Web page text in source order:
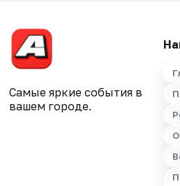
Самые яркие события в
вашем городе.